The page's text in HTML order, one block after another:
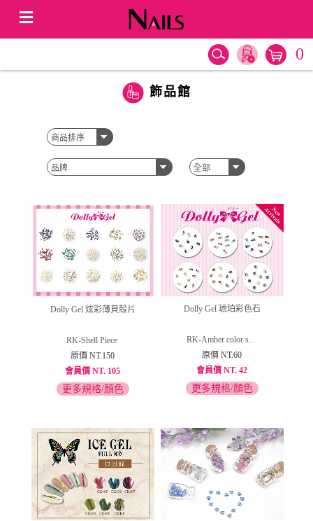
0
飾品館
Dolly Gel 炫彩薄貝殼片
RK-Shell Piece
原價 NT.150
會員價 NT. 105
更多規格/顏色
Dolly Gel 琥珀彩色石
RK-Amber color s...
原價 NT.60
會員價 NT. 42
更多規格/顏色